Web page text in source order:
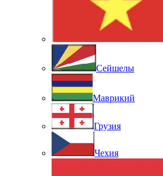
Сейшелы
Маврикий
Грузия
Чехия